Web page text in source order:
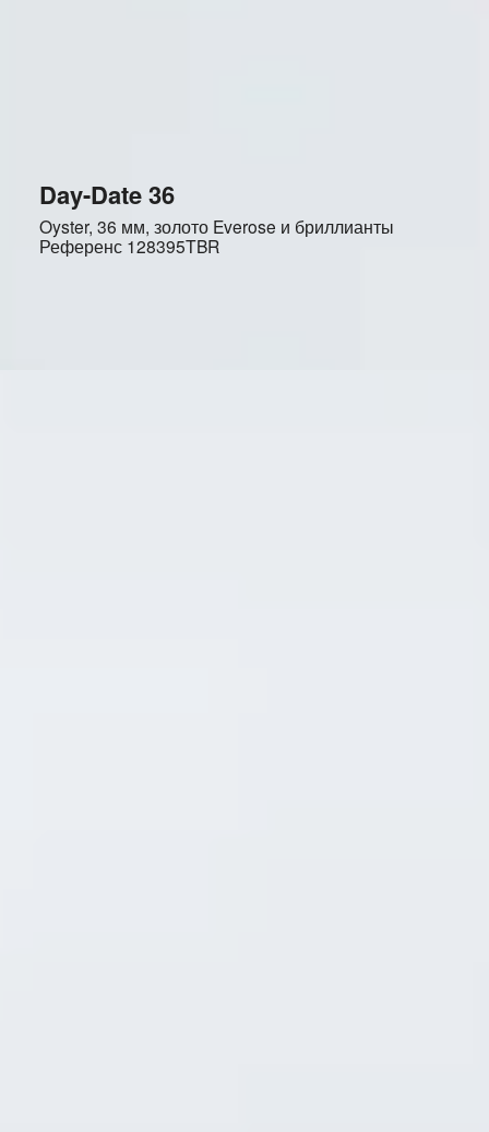
Day-Date 36
Oyster, 36 мм, золото Everose и бриллианты
Референс 128395TBR